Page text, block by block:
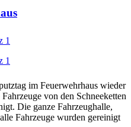
im Feuerwehrhaus wieder
von den Schneeketten
Die ganze Fahrzeughalle,
Fahrzeuge wurden gereinigt